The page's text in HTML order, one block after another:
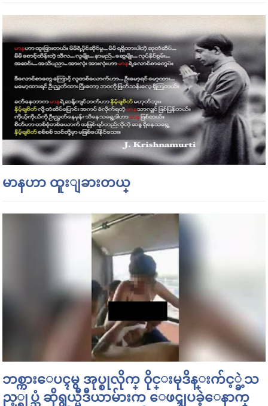
မာနဟာ ထူးျခားတယ္
ဘစ္ကားေပၚမွ အုပ္စုလိုက္ ၀ိုင္းမုဒိန္းက်င့္ခဲ့သ
ည့္ရုပ္သံ ဆိုရွယ္မီဒီယာမ်ားက ေဖၚျပခဲ့ေနာက္